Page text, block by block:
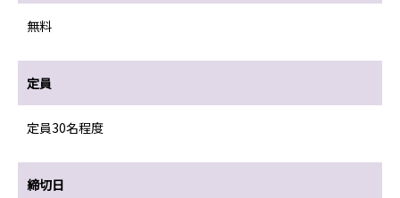
無料
定員
定員30名程度
締切日